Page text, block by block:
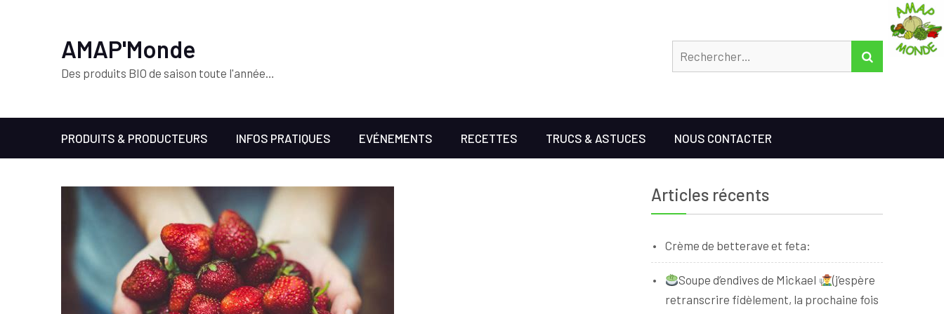
AMAP'Monde
Des produits BIO de saison toute l'année…
RECHERCHER
PRODUITS & PRODUCTEURS INFOS PRATIQUES EVÉNEMENTS RECETTES TRUCS & ASTUCES NOUS CONTACTER
Articles récents
Crème de betterave et feta:
Soupe d’endives de Mickael
(j’espère
retranscrire fidèlement, la prochaine fois